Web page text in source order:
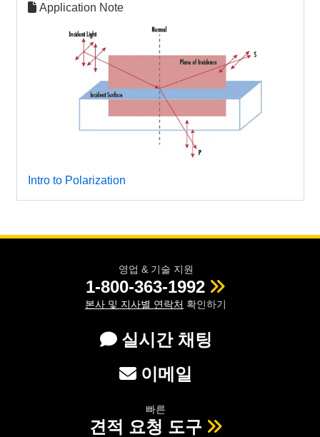
Application Note
Intro to Polarization
영업 & 기술 지원
1-800-363-1992
본사 및 지사별 연락처 확인하기
실시간 채팅
이메일
빠른
견적 요청 도구